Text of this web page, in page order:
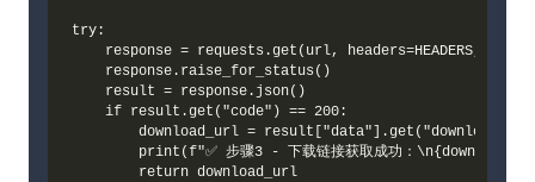
try:
response = requests.get(url, headers=HEADERS,
    response.raise_for_status()
    result = response.json()
    if result.get("code") == 200:
download_url =
print(f"✅ 步骤3 - 下载链接获取成功：
        return download_url